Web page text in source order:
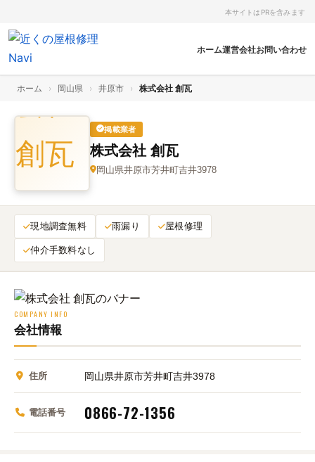
本サイトはPRを含みます
ホーム運営会社お問い合わせ
ホーム › 岡山県 › 井原市 › 株式会社 創瓦
掲載業者
株式会社 創瓦
岡山県井原市芳井町吉井3978
現地調査無料 雨漏り 屋根修理
仲介手数料なし
COMPANY INFO
会社情報
住所 岡山県井原市芳井町吉井3978
電話番号 0866-72-1356